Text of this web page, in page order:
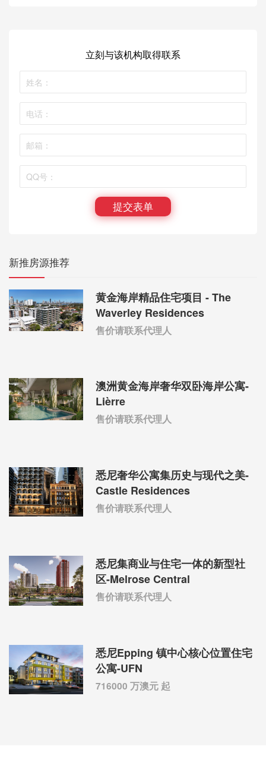
立刻与该机构取得联系
提交表单
新推房源推荐
黄金海岸精品住宅项目 - The
Waverley Residences
售价请联系代理人
澳洲黄金海岸奢华双卧海岸公寓-
Lièrre
售价请联系代理人
悉尼奢华公寓集历史与现代之美-
Castle Residences
售价请联系代理人
悉尼集商业与住宅一体的新型社
区-Melrose Central
售价请联系代理人
悉尼Epping 镇中心核心位置住宅
公寓-UFN
716000 万澳元 起